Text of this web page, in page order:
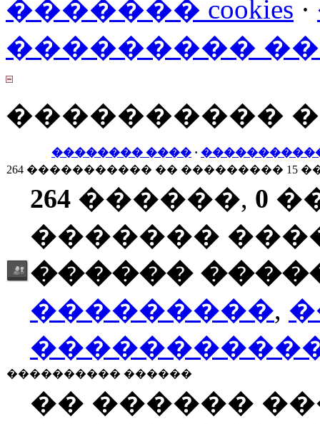
������� cookies ·
���������
����������
�������� ���� ·
264 ����������� �� ��������� 15
264 ������, 0
�������
������
���������,
���������� ������
�� ������